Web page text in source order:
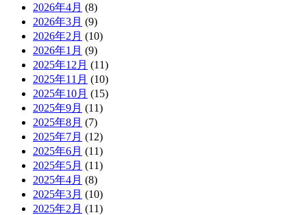
2026年4月 (8)
2026年3月 (9)
2026年2月 (10)
2026年1月 (9)
2025年12月 (11)
2025年11月 (10)
2025年10月 (15)
2025年9月 (11)
2025年8月 (7)
2025年7月 (12)
2025年6月 (11)
2025年5月 (11)
2025年4月 (8)
2025年3月 (10)
2025年2月 (11)